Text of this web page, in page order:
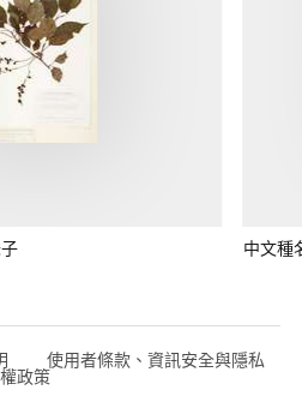
中文種
使用者條款、資訊安全與隱私
權政策